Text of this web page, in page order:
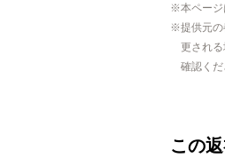
本ペー
提供元
更され
確認くだ
この